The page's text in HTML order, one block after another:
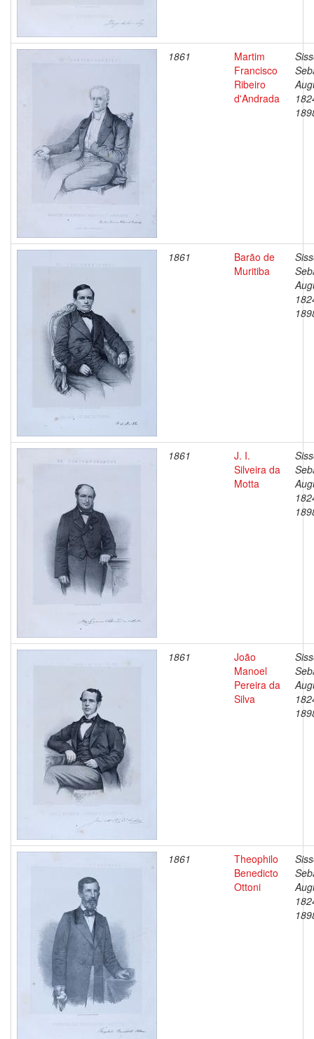
1861
Martim
Francisco
Ribeiro
d'Andrada
1861
Barão de
Muritiba
1861
J. I.
Silveira da
Motta
1861
João
Manoel
Pereira da
Silva
1861
Theophilo
Benedicto
Ottoni